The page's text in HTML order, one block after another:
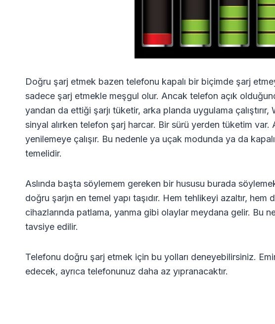
Doğru şarj etmek bazen telefonu kapalı bir biçimde şarj
sadece şarj etmekle meşgul olur. Ancak telefon açık
yandan da ettiği şarjı tüketir, arka planda uygulama çalıştırır,
sinyal alırken telefon şarj harcar. Bir sürü yerden tüketim
yenilemeye çalışır. Bu nedenle ya uçak modunda ya da
temelidir.
Aslında başta söylemem gereken bir hususu burada
doğru şarjın en temel yapı taşıdır. Hem tehlikeyi azaltır,
cihazlarında patlama, yanma gibi olaylar meydana gelir. Bu
tavsiye edilir.
Telefonu doğru şarj etmek için bu yolları deneyebilirsiniz.
edecek, ayrıca telefonunuz daha az yıpranacaktır.